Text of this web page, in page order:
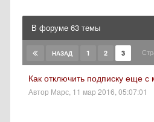
В форуме 63 темы
НАЗАД 1 2 3
Как отключить подписку еще с
Автор Марс 11 мар 2016, 05:07:01